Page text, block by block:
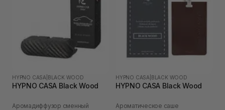
HYPNO CASA BLACK WOOD
HYPNO CASA Black Wood
Аромадиффузор сменный
HYPNO CASA BLACK WOOD
HYPNO CASA Black Wood
Ароматическое саше